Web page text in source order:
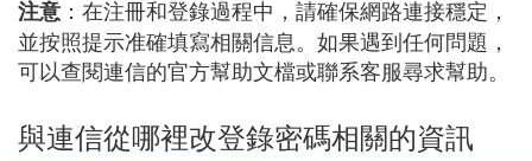
注意 ：在注冊和登錄過程中，請確保網路連接穩定，
並按照提示准確填寫相關信息。如果遇到任何問題，
可以查閱連信的官方幫助文檔或聯系客服尋求幫助。
與連信從哪裡改登錄密碼相關的資訊